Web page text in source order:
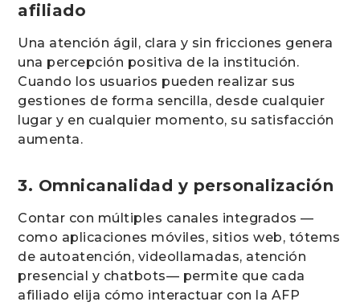
afiliado
Una atención ágil, clara y sin fricciones genera
una percepción positiva de la institución.
Cuando los usuarios pueden realizar sus
gestiones de forma sencilla, desde cualquier
lugar y en cualquier momento, su satisfacción
aumenta.
3. Omnicanalidad y personalización
Contar con múltiples canales integrados —
como aplicaciones móviles, sitios web, tótems
de autoatención, videollamadas, atención
presencial y chatbots— permite que cada
afiliado elija cómo interactuar con la AFP